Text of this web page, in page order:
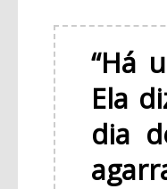
“Há
Ela
dia